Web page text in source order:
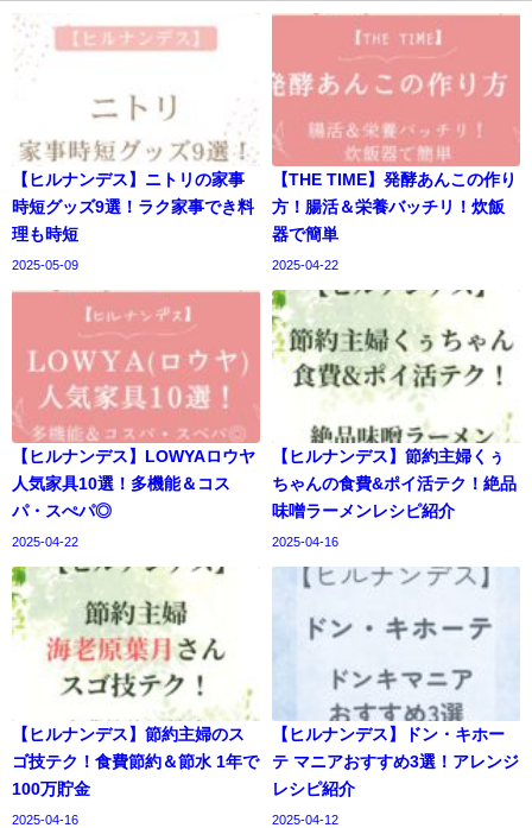
【ヒルナンデス】ニトリの家事
時短グッズ9選！ラク家事でき料
理も時短
2025-05-09
【THE TIME】発酵あんこの作り
方！腸活＆栄養バッチリ！炊飯
器で簡単
2025-04-22
【ヒルナンデス】LOWYAロウヤ
人気家具10選！多機能＆コス
パ・スぺパ◎
2025-04-22
【ヒルナンデス】節約主婦くぅ
ちゃんの食費&ポイ活テク！絶品
味噌ラーメンレシピ紹介
2025-04-16
【ヒルナンデス】節約主婦のス
ゴ技テク！食費節約＆節水 1年で
100万貯金
2025-04-16
【ヒルナンデス】ドン・キホー
テ マニアおすすめ3選！アレンジ
レシピ紹介
2025-04-12